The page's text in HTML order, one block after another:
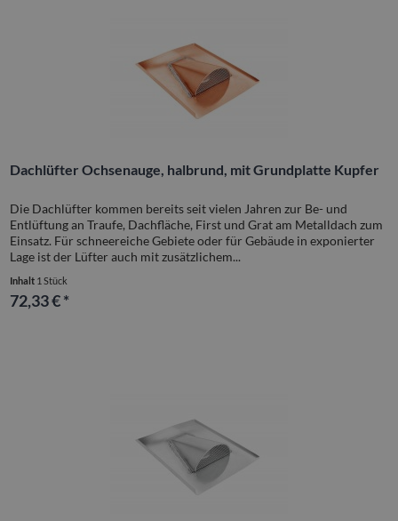
Dachlüfter Ochsenauge, halbrund, mit Grundplatte Kupfer
Die Dachlüfter kommen bereits seit vielen Jahren zur Be- und
Entlüftung an Traufe, Dachfläche, First und Grat am Metalldach zum
Einsatz. Für schneereiche Gebiete oder für Gebäude in exponierter
Lage ist der Lüfter auch mit zusätzlichem...
Inhalt 1 Stück
72,33 € *